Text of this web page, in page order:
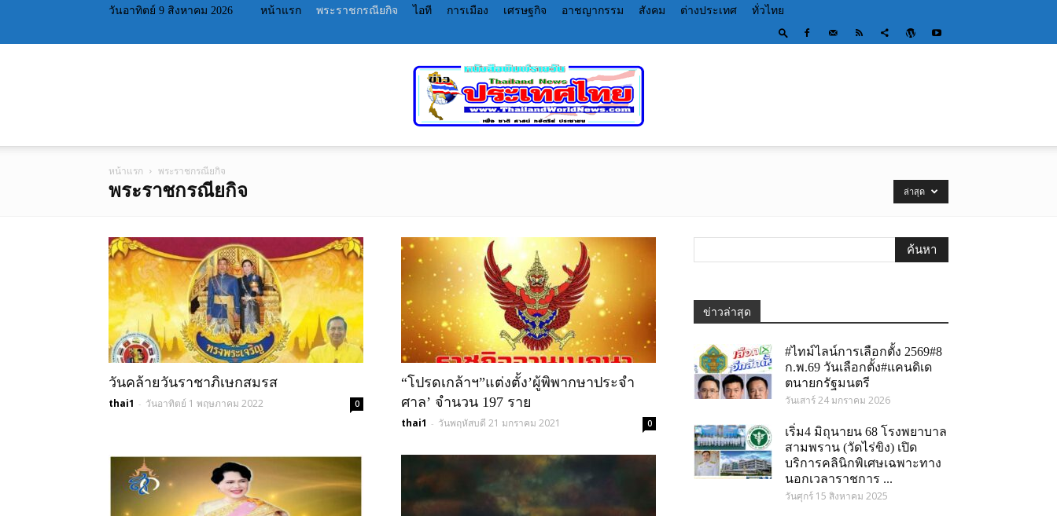
วันอาทิตย์ 9 สิงหาคม 2026 หน้าแรก พระราชกรณียกิจ ไอที การเมือง เศรษฐกิจ อาชญากรรม สังคม ต่างประเทศ ทั่วไทย
ราย
วัน"ข่าว
ประเทศไทย"
หน้าแรก พระราชกรณียกิจ
พระราชกรณียกิจ ล่าสุด
วันคล้ายวันราชาภิเษกสมรส
thai1 - วันอาทิตย์ 1 พฤษภาคม 2022 0
“โปรดเกล้าฯ”แต่งตั้ง’ผู้พิพากษาประจำ
ศาล’ จำนวน 197 ราย
thai1 - วันพฤหัสบดี 21 มกราคม 2021 0
ข่าวล่าสุด
#ไทม์ไลน์การเลือกตั้ง 2569#8
ก.พ.69 วันเลือกตั้ง#แคนดิเด
ตนายกรัฐมนตรี
วันเสาร์ 24 มกราคม 2026
เริ่ม4 มิถุนายน 68 โรงพยาบาล
สามพราน (วัดไร่ขิง) เปิด
บริการคลินิกพิเศษเฉพาะทาง
นอกเวลาราชการ ...
วันศุกร์ 15 สิงหาคม 2025